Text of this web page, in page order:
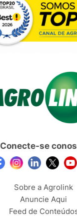
Conecte-se
Sobre a Agrolink
Anuncie Aqui
Feed de